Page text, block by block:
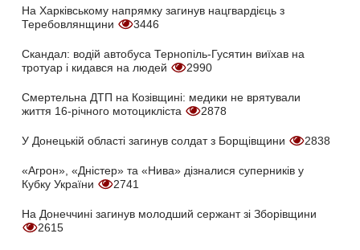
На Харківському напрямку загинув нацгвардієць з
Теребовлянщини
3446
Скандал: водій автобуса Тернопіль-Гусятин виїхав на
тротуар і кидався на людей
2990
Смертельна ДТП на Козівщині: медики не врятували
життя 16-річного мотоцикліста
2878
У Донецькій області загинув солдат з Борщівщини 2838
«Агрон», «Дністер» та «Нива» дізналися суперників у
Кубку України
2741
На Донеччині загинув молодший сержант зі Зборівщини
2615